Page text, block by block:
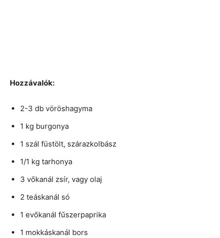
Hozzávalók:
2-3 db vöröshagyma
1 kg burgonya
1 szál füstölt, szárazkolbász
1/1 kg tarhonya
3 vőkanál zsír, vagy olaj
2 teáskanál só
1 evőkanál fűszerpaprika
1 mokkáskanál bors